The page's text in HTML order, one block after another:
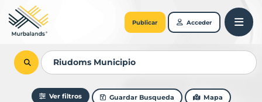
Publicar Acceder
Ver filtros Guardar Busqueda Mapa